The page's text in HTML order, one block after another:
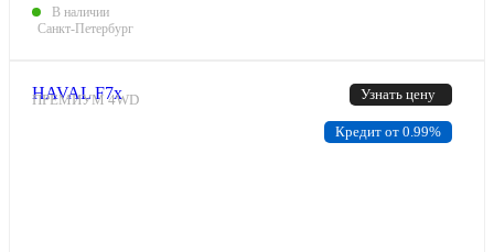
В наличии
Санкт-Петербург
Узнать цену
HAVAL F7x
ПРЕМИУМ 4WD
Кредит от 0.99%